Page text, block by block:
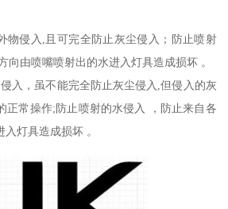
物侵入,且可完全防止灰尘侵入；防止喷射
向由喷嘴喷射出的水进入灯具造成损坏 。
入，虽不能完全防止灰尘侵入,但侵入的灰
正常操作;防止喷射的水侵入 ，防止来自各
灯具造成损坏 。